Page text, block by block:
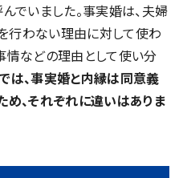
でいました。事実婚は、夫婦
行わない理由に対して使わ
情などの理由として使い分
は、事実婚と内縁は同意義
め、それぞれに違いはありま